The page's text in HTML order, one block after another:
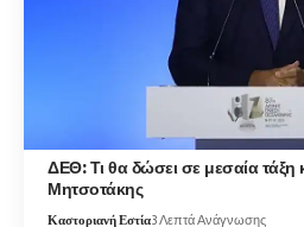
ΔΕΘ: Τι θα δώσει σε μεσαία τάξη
Μητσοτάκης
Καστοριανή Εστία3 Λεπτά Ανάγνωσης